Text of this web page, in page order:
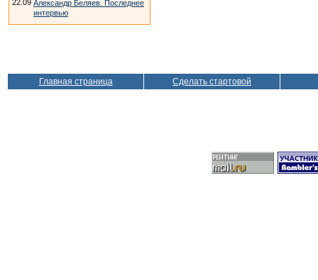
22.09 Александр Беляев. Последнее
интервью
Главная страница Сделать стартовой